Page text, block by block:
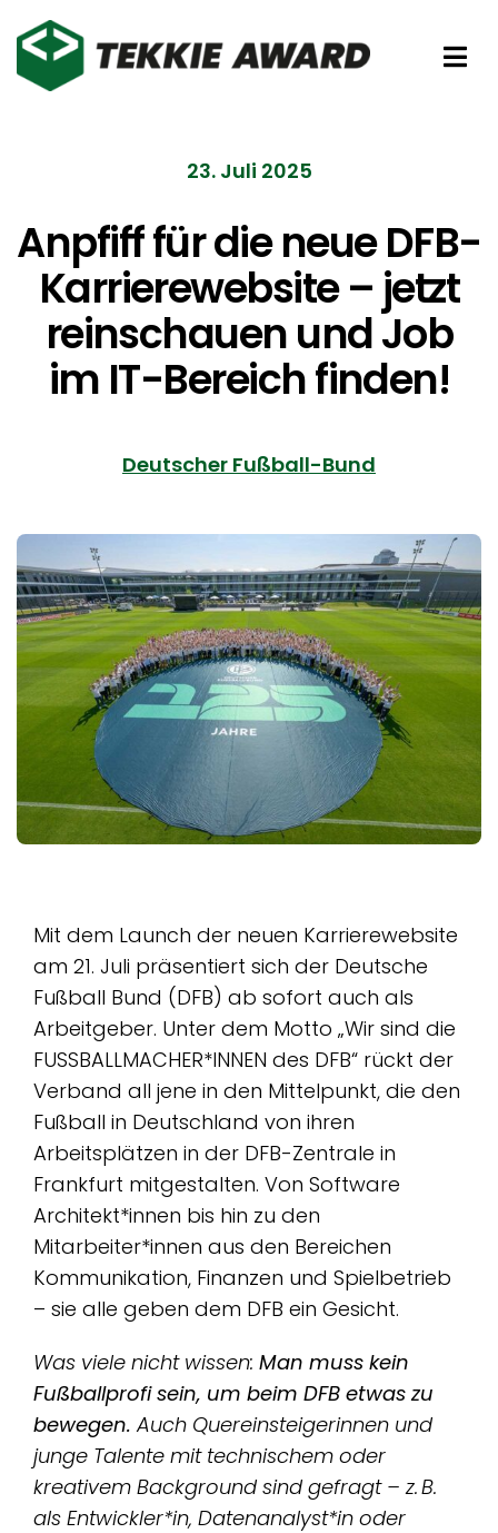
Inhalt
springen
Förderer
Über uns
23. Juli 2025
Anpfiff für die neue DFB-
Karrierewebsite – jetzt
reinschauen und Job
im IT-Bereich finden!
Deutscher Fußball-Bund
Mit dem Launch der neuen Karrierewebsite
am 21. Juli präsentiert sich der Deutsche
Fußball Bund (DFB) ab sofort auch als
Arbeitgeber. Unter dem Motto „Wir sind die
FUSSBALLMACHER*INNEN des DFB“ rückt der
Verband all jene in den Mittelpunkt, die den
Fußball in Deutschland von ihren
Arbeitsplätzen in der DFB-Zentrale in
Frankfurt mitgestalten. Von Software
Architekt*innen bis hin zu den
Mitarbeiter*innen aus den Bereichen
Kommunikation, Finanzen und Spielbetrieb
– sie alle geben dem DFB ein Gesicht.
Was viele nicht wissen: Man muss kein
Fußballprofi sein, um beim DFB etwas zu
bewegen. Auch Quereinsteigerinnen und
junge Talente mit technischem oder
kreativem Background sind gefragt – z. B.
als Entwickler*in, Datenanalyst*in oder